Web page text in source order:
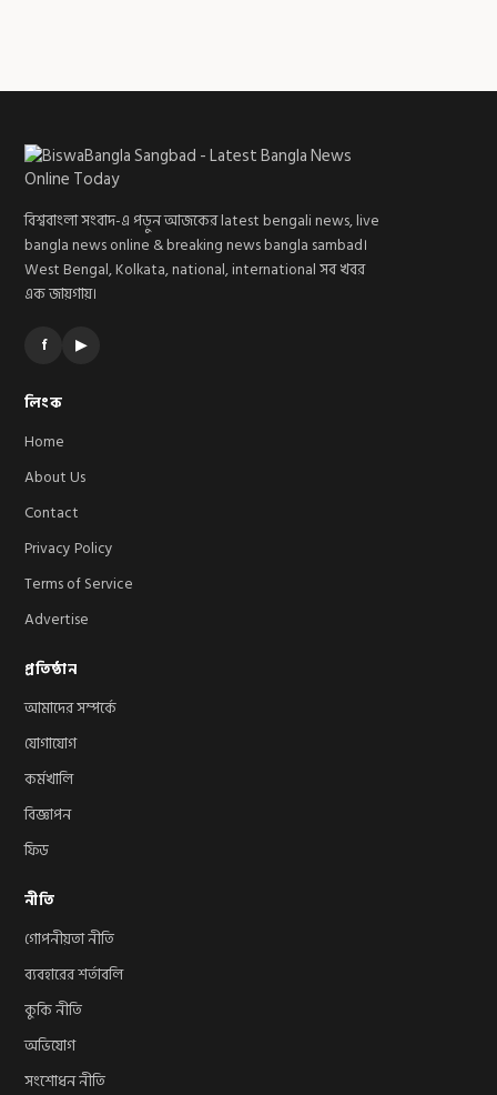
বিশ্ববাংলা সংবাদ-এ পড়ুন আজকের latest bengali news, live
bangla news online & breaking news bangla sambad।
West Bengal, Kolkata, national, international সব খবর
এক জায়গায়।
f ▶
লিংক
Home
About Us
Contact
Privacy Policy
Terms of Service
Advertise
প্রতিষ্ঠান
আমাদের সম্পর্কে
যোগাযোগ
কর্মখালি
বিজ্ঞাপন
ফিড
নীতি
গোপনীয়তা নীতি
ব্যবহারের শর্তাবলি
কুকি নীতি
অভিযোগ
সংশোধন নীতি